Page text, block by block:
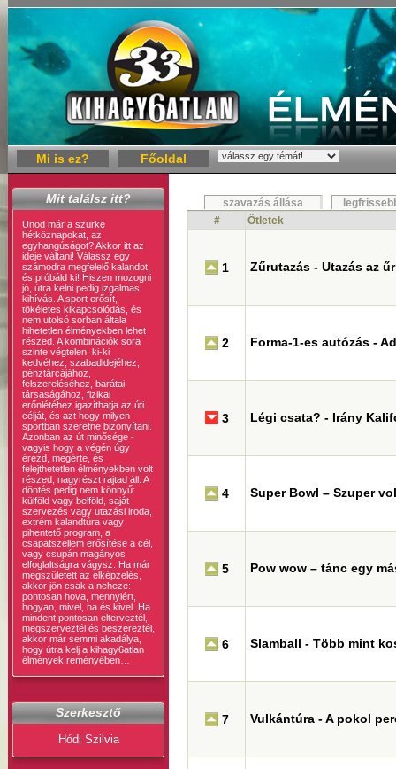
Mi is ez? Főoldal
Mit találsz itt?
Unod már a szürke
hétköznapokat, az
egyhangúságot? Akkor itt az
ideje váltani! Válassz egy
számodra megfelelő kalandot,
és próbáld ki! Hiszen mozogni
jó, útra kelni pedig izgalmas
kihívás. A sport erősít,
tökéletes kikapcsolódás, és
nem utolsó sorban általa
hihetetlen élményekben lehet
részed. A kombinációk sora
szinte végtelen: ki-ki
kedvéhez, szabadidejéhez,
pénztárcájához,
felszereléséhez, barátai
társaságához, fizikai
erőnlétéhez igazíthatja az úti
célját, és azt hogy milyen
sportban szeretne bizonyítani.
Azonban az út minősége -
vagyis hogy a végén úgy
érezd, megérte, és
felejthetetlen élményekben volt
részed, nagyrészt rajtad áll. A
döntés pedig nem könnyű:
külföld vagy belföld, saját
szervezés vagy utazási iroda,
extrém kalandtúra vagy
pihentető program, a
csapatszellem erősítése a cél,
vagy csupán magányos
elfoglaltságra vágysz. Ha már
megszületett az elképzelés,
akkor jön csak a neheze:
pontosan hova, mennyiért,
hogyan, mivel, na és kivel. Ha
mindent pontosan elterveztél,
megszerveztél és beszereztél,
akkor már semmi akadálya,
hogy útra kelj a kihagy6atlan
élmények reményében…
Szerkesztő
Hódi Szilvia
szavazás állása
#
Ötletek
1 Zűrutazás - Utazás az
2 Forma-1-es autózás -
3 Légi csata? - Irány
4 Super Bowl – Szuper
5 Pow wow – tánc egy
6 Slamball - Több mint
7 Vulkántúra - A pokol